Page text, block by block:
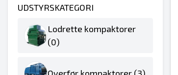
UDSTYRSKATEGORI
Lodrette kompaktorer
(0)
Overfør kompaktorer (3)